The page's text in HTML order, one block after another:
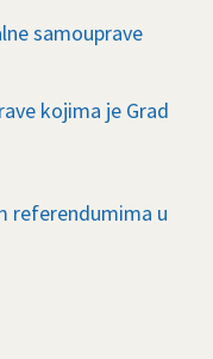
samouprave
kojima je Grad
referendumima u